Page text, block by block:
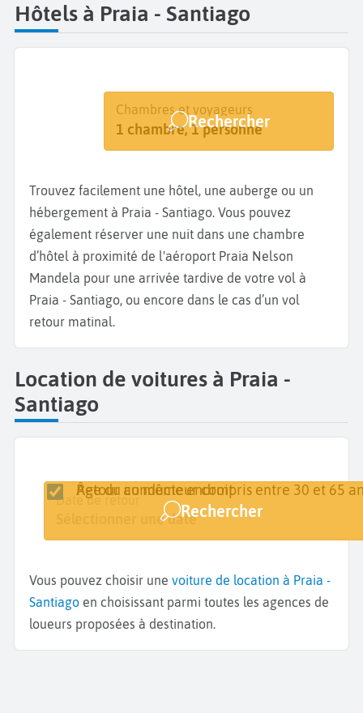
Hôtels à Praia - Santiago
Destination
Praia
Dates
Dates de votre séjour
Chambres et voyageurs
1 chambre, 1 personne
Rechercher
Trouvez facilement une hôtel, une auberge ou un
hébergement à Praia - Santiago. Vous pouvez
également réserver une nuit dans une chambre
d’hôtel à proximité de l'aéroport Praia Nelson
Mandela pour une arrivée tardive de votre vol à
Praia - Santiago, ou encore dans le cas d’un vol
retour matinal.
Location de voitures à Praia -
Santiago
Lieu de retrait
Date de retrait
Sélectionner une date
Date de retour
Sélectionner une date
Retour au même endroit
Âge du conducteur compris entre 30 et 65
Rechercher
Vous pouvez choisir une voiture de location à Praia -
Santiago en choisissant parmi toutes les agences de
loueurs proposées à destination.